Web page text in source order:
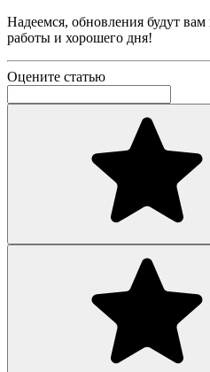
Надеемся, обновления будут
работы и хорошего дня!
Оцените статью